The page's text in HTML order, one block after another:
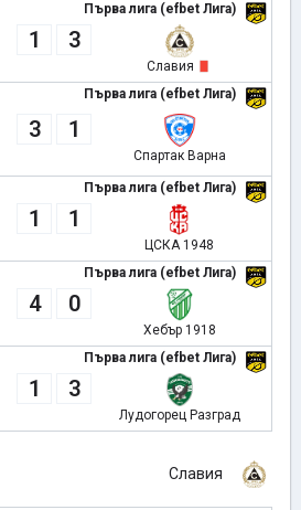
Първа лига (efbet Лига)
1 3
Славия
Първа лига (efbet Лига)
3 1
Спартак Варна
Първа лига (efbet Лига)
1 1
ЦСКА 1948
Първа лига (efbet Лига)
4 0
Хебър 1918
Първа лига (efbet Лига)
1 3
Лудогорец Разград
Славия